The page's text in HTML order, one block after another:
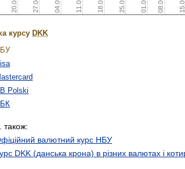
курсу DKK
Polski
також:
валютний курс НБУ
DKK (данська крона) в різних валютах і